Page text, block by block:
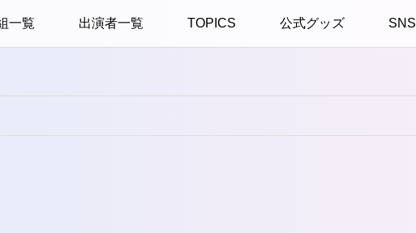
一覧 出演者一覧 TOPICS 公式グッズ SNS